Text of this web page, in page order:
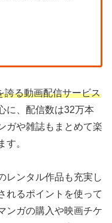
誇る動画配信サービス
に、配信数は32万本
ガや雑誌もまとめて楽
す。
レンタル作品も充実し
れるポイントを使って
ンガの購入や映画チケ